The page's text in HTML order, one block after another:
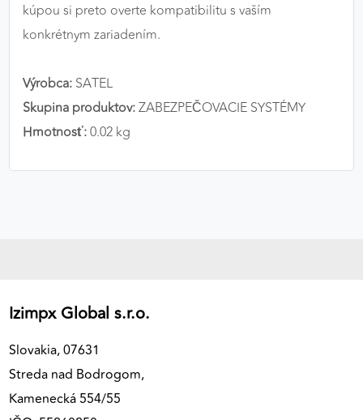
kúpou si preto overte kompatibilitu s vaším
konkrétnym zariadením.
Výrobca: SATEL
Skupina produktov:ZABEZPEČOVACIE SYSTÉMY
Hmotnosť:0.02 kg
Izimpx Global s.r.o.
Slovakia, 07631
Streda nad Bodrogom,
Kamenecká 554/55